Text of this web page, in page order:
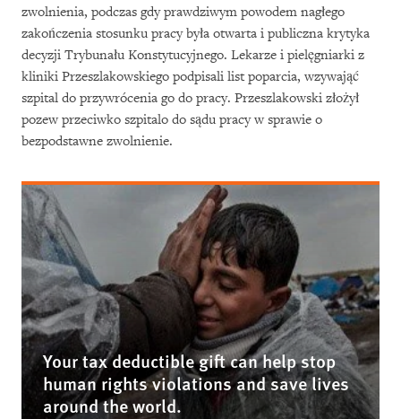
zwolnienia, podczas gdy prawdziwym powodem nagłego
zakończenia stosunku pracy była otwarta i publiczna krytyka
decyzji Trybunału Konstytucyjnego. Lekarze i pielęgniarki z
kliniki Przeszlakowskiego podpisali list poparcia, wzywająć
szpital do przywrócenia go do pracy. Przeszlakowski złożył
pozew przeciwko szpitalo do sądu pracy w sprawie o
bezpodstawne zwolnienie.
Your tax deductible gift can help stop
human rights violations and save lives
around the world.